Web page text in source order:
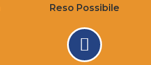
Reso Possibile